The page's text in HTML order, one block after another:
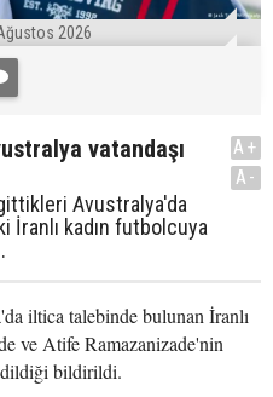
2026
vatandaşı
Avustralya'da
İranlı kadın futbolcuya
A+
A-
iltica talebinde bulunan İranlı
ve Atife Ramazanizade'nin
bildirildi.